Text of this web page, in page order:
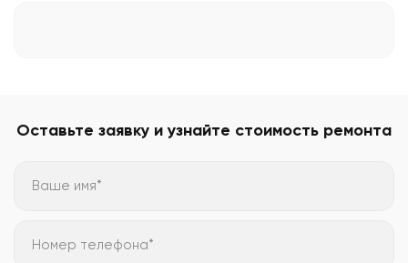
Оставьте заявку и узнайте стоимость ремонта
Ваше имя*
Номер телефона*